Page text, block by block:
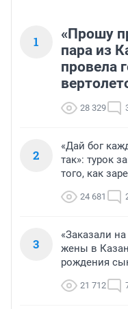
1
«Прошу
пара из
провела
28 329
2
«Дай бог
так»: турок
того, как
24 681
3
«Заказали
жены в
рождения
21 712